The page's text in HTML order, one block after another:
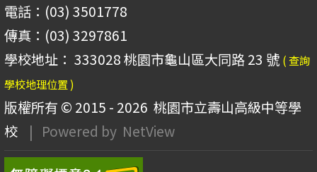
電話：(03) 3501778
傳真：(03) 3297861
學校地址： 333028 桃園市龜山區大同路 23 號 ( 查詢
學校地理位置 )
版權所有 © 2015 - 2026 桃園市立壽山高級中等學
校
| Powered by NetView